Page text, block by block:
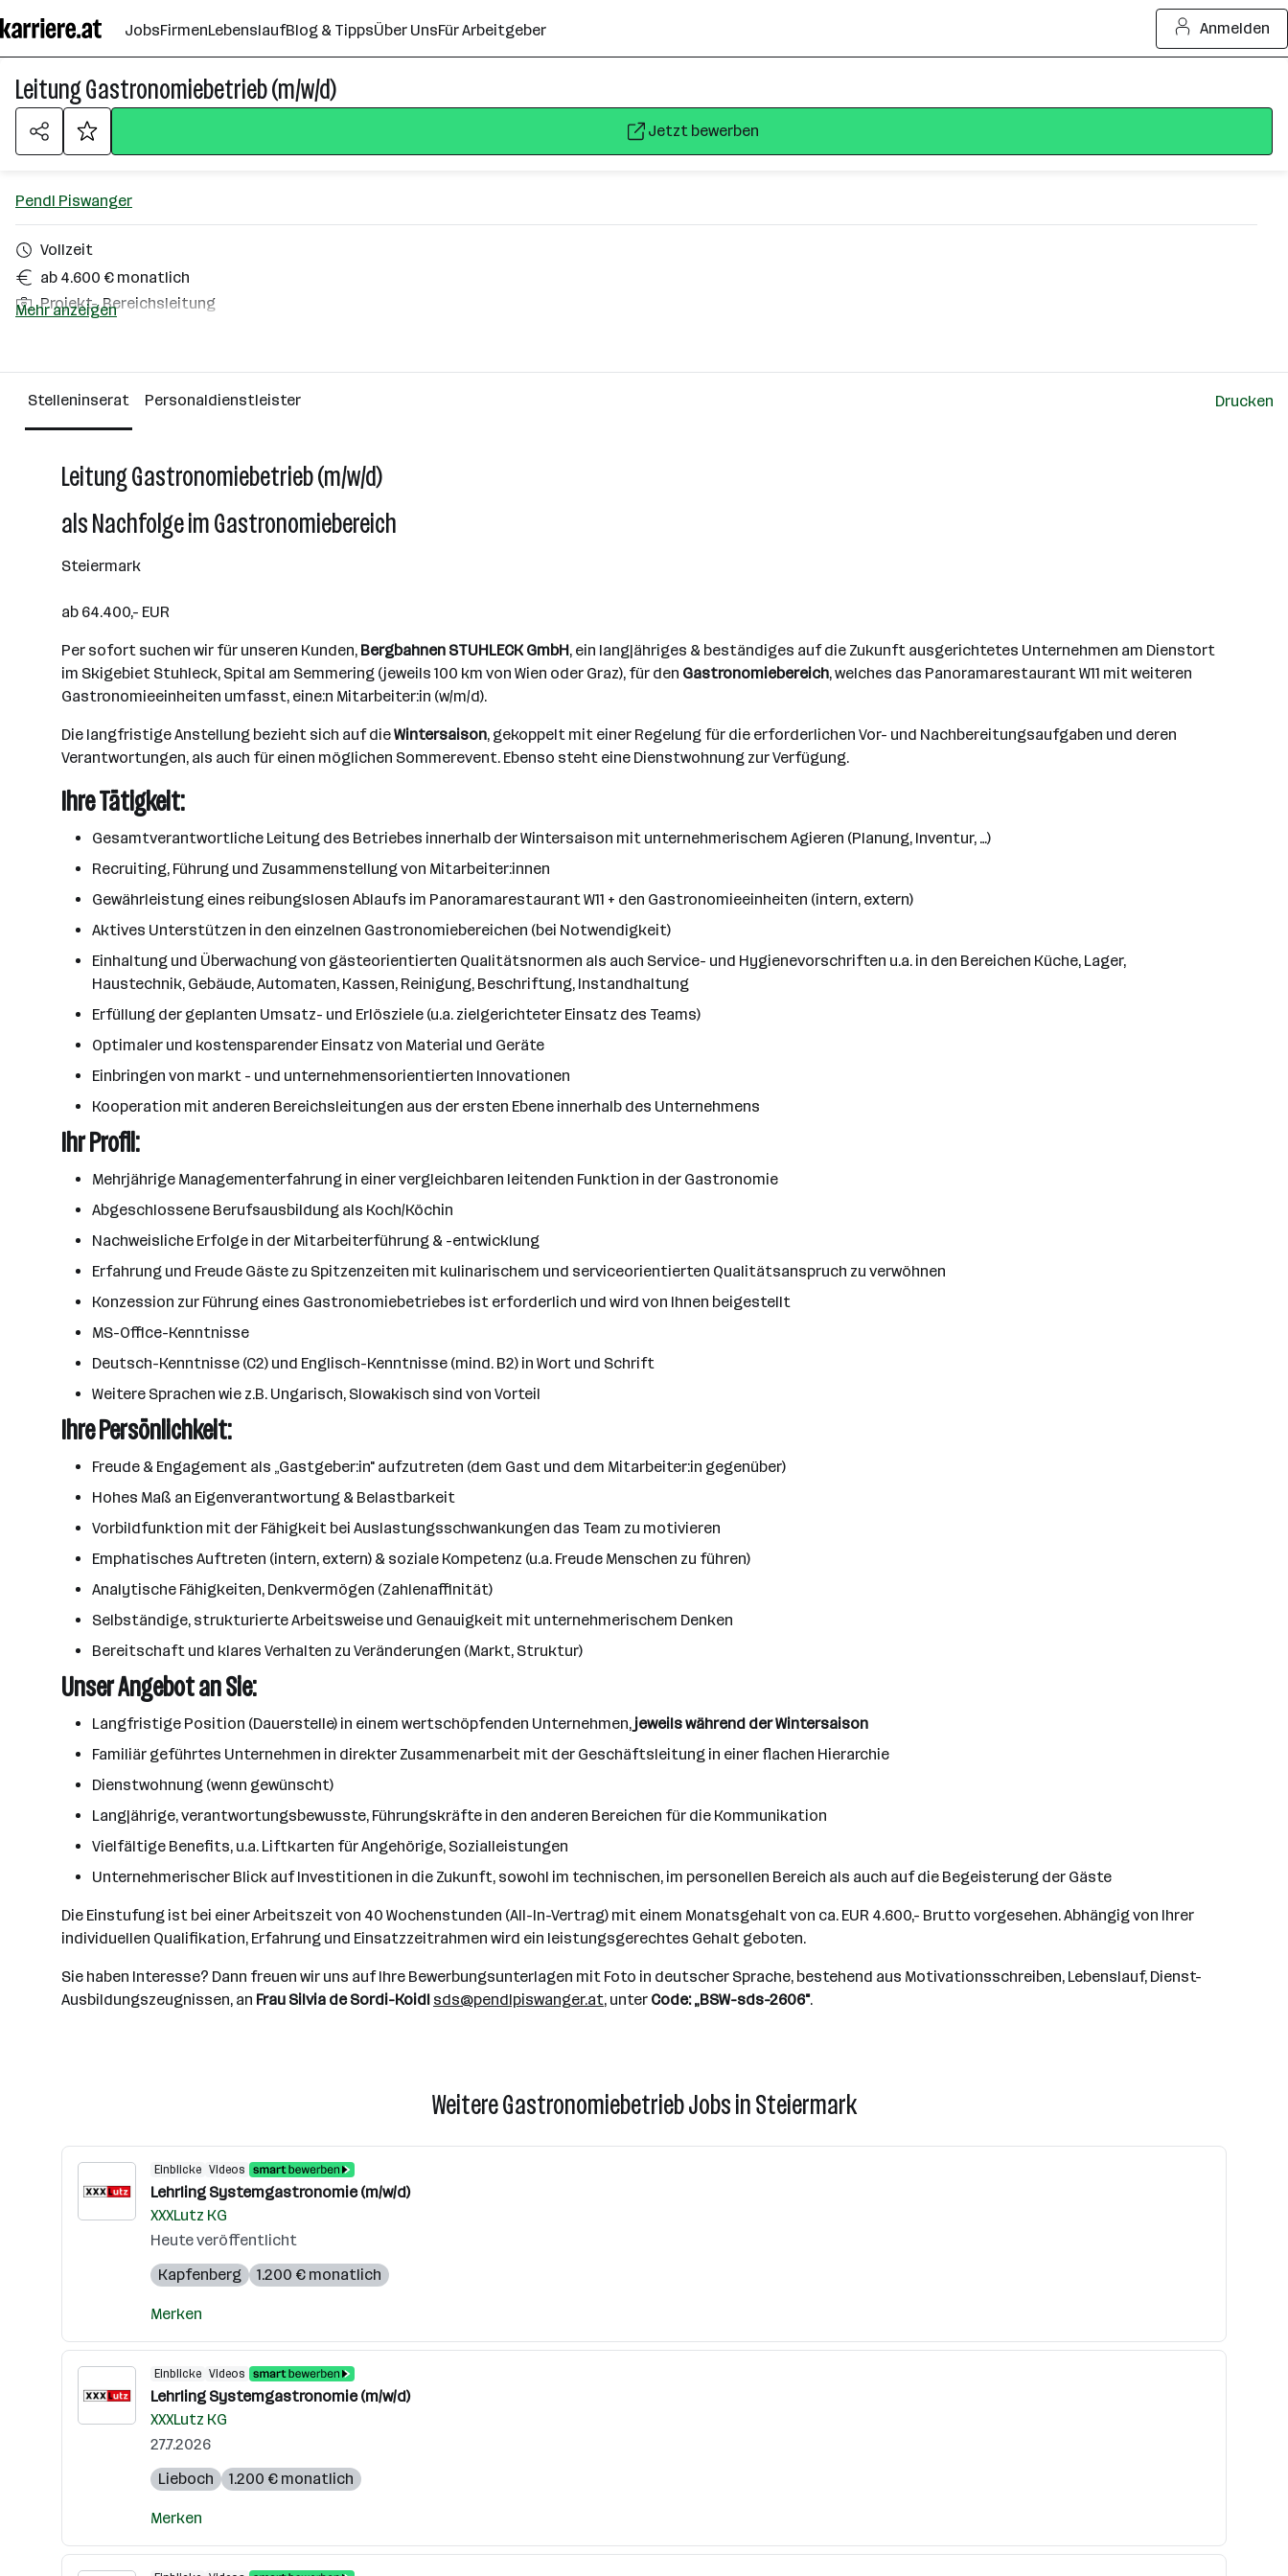
Seiteninhalt
springen
JobsFirmenLebenslaufBlog & TippsÜber UnsFür Arbeitgeber Anmelden
Leitung Gastronomiebetrieb (m/w/d)
Jetzt bewerben
Pendl Piswanger
Vollzeit
ab 4.600 € monatlich
Projekt-, Bereichsleitung
Über das Unternehmen
Wien
Mehr anzeigen
Stelleninserat Personaldienstleister Drucken
Leitung Gastronomiebetrieb (m/w/d)
als Nachfolge im Gastronomiebereich
Steiermark
ab 64.400,- EUR
Per sofort suchen wir für unseren Kunden, Bergbahnen STUHLECK GmbH, ein langjähriges & beständiges auf die Zukunft ausgerichtetes Unternehmen am Dienstort
im Skigebiet Stuhleck, Spital am Semmering (jeweils 100 km von Wien oder Graz), für den Gastronomiebereich, welches das Panoramarestaurant W11 mit weiteren
Gastronomieeinheiten umfasst, eine:n Mitarbeiter:in (w/m/d).
Die langfristige Anstellung bezieht sich auf dieWintersaison, gekoppelt mit einer Regelung für die erforderlichen Vor- und Nachbereitungsaufgaben und deren
Verantwortungen, als auch für einen möglichen Sommerevent. Ebenso steht eine Dienstwohnung zur Verfügung.
Ihre Tätigkeit:
Gesamtverantwortliche Leitung des Betriebes innerhalb der Wintersaison mit unternehmerischem Agieren (Planung, Inventur, …)
Recruiting, Führung und Zusammenstellung von Mitarbeiter:innen
Gewährleistung eines reibungslosen Ablaufs im Panoramarestaurant W11 + den Gastronomieeinheiten (intern, extern)
Aktives Unterstützen in den einzelnen Gastronomiebereichen (bei Notwendigkeit)
Einhaltung und Überwachung von gästeorientierten Qualitätsnormen als auch Service- und Hygienevorschriften u.a. in den Bereichen Küche, Lager,
Haustechnik, Gebäude, Automaten, Kassen, Reinigung, Beschriftung, Instandhaltung
Erfüllung der geplanten Umsatz- und Erlösziele (u.a. zielgerichteter Einsatz des Teams)
Optimaler und kostensparender Einsatz von Material und Geräte
Einbringen von markt - und unternehmensorientierten Innovationen
Kooperation mit anderen Bereichsleitungen aus der ersten Ebene innerhalb des Unternehmens
Ihr Profil:
Mehrjährige Managementerfahrung in einer vergleichbaren leitenden Funktion in der Gastronomie
Abgeschlossene Berufsausbildung als Koch/Köchin
Nachweisliche Erfolge in der Mitarbeiterführung & -entwicklung
Erfahrung und Freude Gäste zu Spitzenzeiten mit kulinarischem und serviceorientierten Qualitätsanspruch zu verwöhnen
Konzession zur Führung eines Gastronomiebetriebes ist erforderlich und wird von Ihnen beigestellt
MS-Office-Kenntnisse
Deutsch-Kenntnisse (C2) und Englisch-Kenntnisse (mind. B2) in Wort und Schrift
Weitere Sprachen wie z.B. Ungarisch, Slowakisch sind von Vorteil
Ihre Persönlichkeit:
Freude & Engagement als „Gastgeber:in" aufzutreten (dem Gast und dem Mitarbeiter:in gegenüber)
Hohes Maß an Eigenverantwortung & Belastbarkeit
Vorbildfunktion mit der Fähigkeit bei Auslastungsschwankungen das Team zu motivieren
Emphatisches Auftreten (intern, extern) & soziale Kompetenz (u.a. Freude Menschen zu führen)
Analytische Fähigkeiten, Denkvermögen (Zahlenaffinität)
Selbständige, strukturierte Arbeitsweise und Genauigkeit mit unternehmerischem Denken
Bereitschaft und klares Verhalten zu Veränderungen (Markt, Struktur)
Unser Angebot an Sie:
Langfristige Position (Dauerstelle) in einem wertschöpfenden Unternehmen, jeweils während der Wintersaison
Familiär geführtes Unternehmen in direkter Zusammenarbeit mit der Geschäftsleitung in einer flachen Hierarchie
Dienstwohnung (wenn gewünscht)
Langjährige, verantwortungsbewusste, Führungskräfte in den anderen Bereichen für die Kommunikation
Vielfältige Benefits, u.a. Liftkarten für Angehörige, Sozialleistungen
Unternehmerischer Blick auf Investitionen in die Zukunft, sowohl im technischen, im personellen Bereich als auch auf die Begeisterung der Gäste
Die Einstufung ist bei einer Arbeitszeit von 40 Wochenstunden (All-In-Vertrag) mit einem Monatsgehalt von ca. EUR 4.600,- Brutto vorgesehen. Abhängig von Ihrer
individuellen Qualifikation, Erfahrung und Einsatzzeitrahmen wird ein leistungsgerechtes Gehalt geboten.
Sie haben Interesse? Dann freuen wir uns auf Ihre Bewerbungsunterlagen mit Foto in deutscher Sprache, bestehend aus Motivationsschreiben, Lebenslauf, Dienst-
Ausbildungszeugnissen, an Frau Silvia de Sordi-Koidl sds@pendlpiswanger.at, unter Code: „BSW-sds-2606".
Weitere Gastronomiebetrieb Jobs in Steiermark
Einblicke Videos
Lehrling Systemgastronomie (m/w/d)
XXXLutz KG
Heute veröffentlicht
Kapfenberg
1.200 € monatlich
Merken
Einblicke Videos
Lehrling Systemgastronomie (m/w/d)
XXXLutz KG
27.7.2026
Lieboch
1.200 € monatlich
Merken